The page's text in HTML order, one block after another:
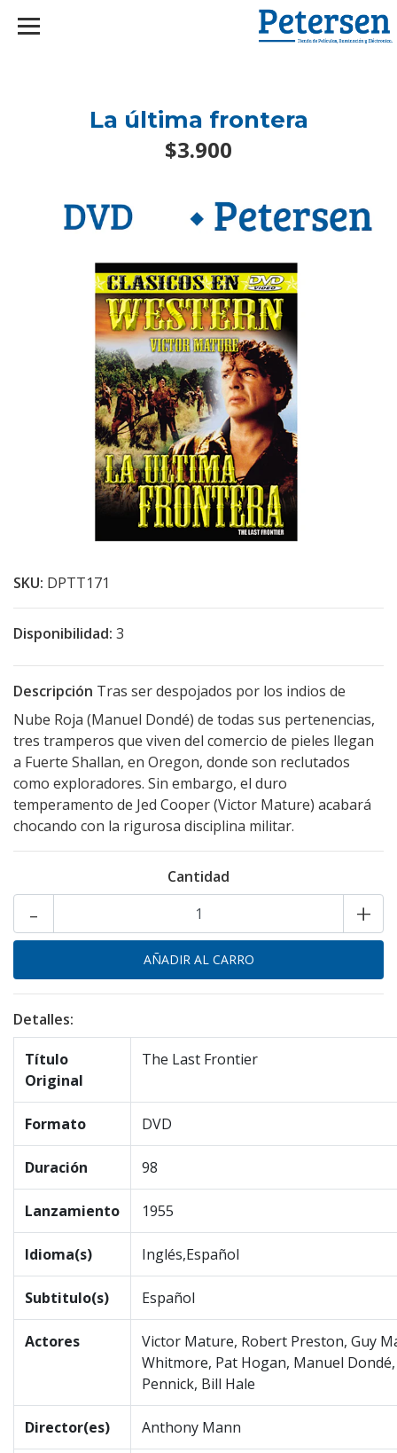
La última frontera
$3.900
SKU: DPTT171
Disponibilidad: 3
Descripción Tras ser despojados por los indios de
Nube Roja (Manuel Dondé) de todas sus pertenencias,
tres tramperos que viven del comercio de pieles llegan
a Fuerte Shallan, en Oregon, donde son reclutados
como exploradores. Sin embargo, el duro
temperamento de Jed Cooper (Victor Mature) acabará
chocando con la rigurosa disciplina militar.
Cantidad
+
-
Detalles:
Título
Original
The Last Frontier
Formato DVD
Duración 98
Lanzamiento 1955
Idioma(s) Inglés,Español
Subtitulo(s) Español
Actores
Victor Mature, Robert Preston, Guy
Whitmore, Pat Hogan, Manuel
Pennick, Bill Hale
Director(es) Anthony Mann